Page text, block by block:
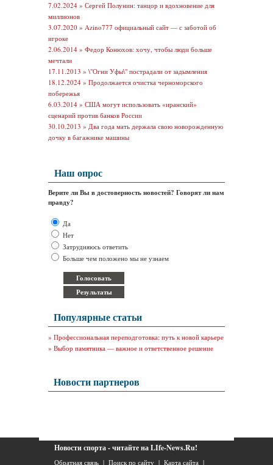
7.02.2024 » Сергей Полунин: танцор и вдохновение для
миллионов
3.07.2020 » Azino777 официальный сайт — с заботой об
игроке
2.06.2014 » Федор Конюхов: хочу, чтобы люди больше
мечтали
17.11.2013 » \"Огни Уфы\" пострадали от задымления
18.12.2024 » Продолжается очистка черноморского
побережья
6.03.2014 » США могут использовать «иранский»
сценарий против банков России
30.10.2013 » Два года мать держала свою новорожденную
дочку в багажнике машины
Наш опрос
Верите ли Вы в достоверность новостей? Говорят ли нам
правду?
Да
Нет
Затрудняюсь ответить
Больше чем положено мы не узнаем
Популярные статьи
» Профессиональная переподготовка: путь к новой карьере
» Выбор памятника — важное и ответственное решение
Новости партнеров
Новости спорта - читайте на LIfe-News.Ru!
Обратная связь | Поиск по сайту | Карта сайта |